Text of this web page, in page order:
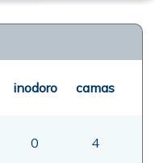
inodoro camas
0 4